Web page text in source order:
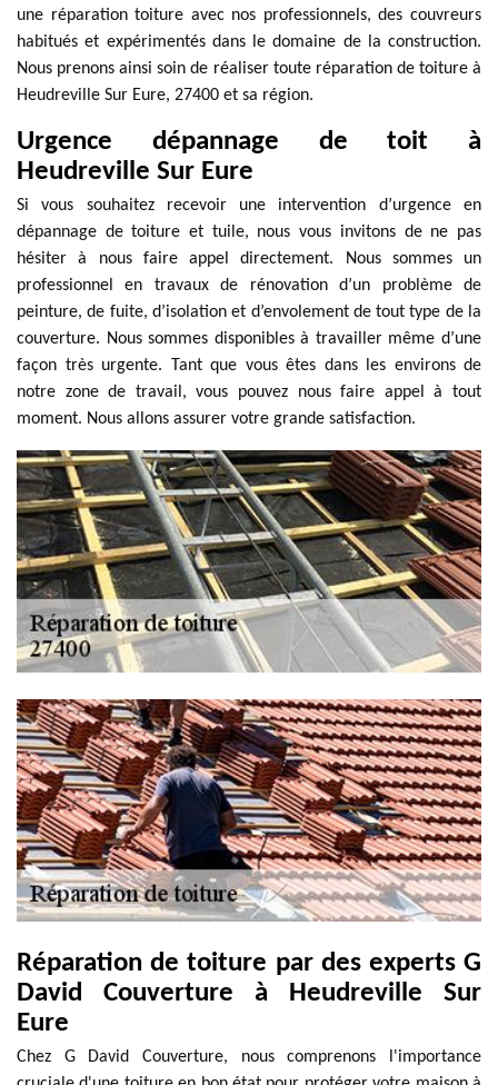
une réparation toiture avec nos professionnels, des couvreurs
habitués et expérimentés dans le domaine de la construction.
Nous prenons ainsi soin de réaliser toute réparation de toiture à
Heudreville Sur Eure, 27400 et sa région.
Urgence dépannage de toit à
Heudreville Sur Eure
Si vous souhaitez recevoir une intervention d’urgence en
dépannage de toiture et tuile, nous vous invitons de ne pas
hésiter à nous faire appel directement. Nous sommes un
professionnel en travaux de rénovation d’un problème de
peinture, de fuite, d’isolation et d’envolement de tout type de la
couverture. Nous sommes disponibles à travailler même d’une
façon très urgente. Tant que vous êtes dans les environs de
notre zone de travail, vous pouvez nous faire appel à tout
moment. Nous allons assurer votre grande satisfaction.
Réparation de toiture par des experts G
David Couverture à Heudreville Sur
Eure
Chez G David Couverture, nous comprenons l'importance